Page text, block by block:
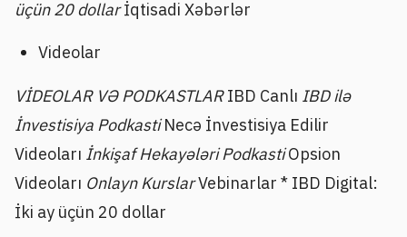
üçün 20 dollarİqtisadi Xəbərlər
Videolar
VİDEOLAR VƏ PODKASTLARIBD Canlı IBD ilə
İnvestisiya PodkastiNecə İnvestisiya Edilir
Videoları İnkişaf Hekayələri PodkastiOpsion
Videoları Onlayn KurslarVebinarlar * IBD Digital:
İki ay üçün 20 dollar